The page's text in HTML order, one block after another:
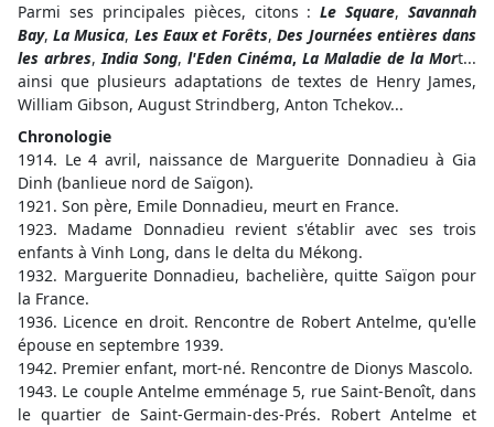
Parmi ses principales pièces, citons :Le Square, Savannah
Bay,La Musica, Les Eaux et Forêts,Des Journées entières dans
les arbres,India Song, l'Eden Cinéma, La Maladie de la Mort...
ainsi que plusieurs adaptations de textes de Henry James,
William Gibson, August Strindberg, Anton Tchekov...
Chronologie
1914. Le 4 avril, naissance de Marguerite Donnadieu à Gia
Dinh (banlieue nord de Saïgon).
1921. Son père, Emile Donnadieu, meurt en France.
1923. Madame Donnadieu revient s'établir avec ses trois
enfants à Vinh Long, dans le delta du Mékong.
1932. Marguerite Donnadieu, bachelière, quitte Saïgon pour
la France.
1936. Licence en droit. Rencontre de Robert Antelme, qu'elle
épouse en septembre 1939.
1942. Premier enfant, mort-né. Rencontre de Dionys Mascolo.
1943. Le couple Antelme emménage 5, rue Saint-Benoît, dans
le quartier de Saint-Germain-des-Prés. Robert Antelme et